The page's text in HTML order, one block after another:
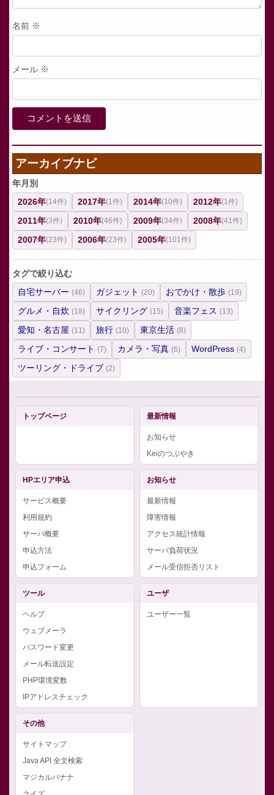
名前 ※
メール ※
アーカイブナビ
年月別
2026年(14件) 2017年(1件) 2014年(10件) 2012年(1件)
2011年(3件) 2010年(46件) 2009年(34件) 2008年(41件)
2007年(23件) 2006年(23件) 2005年(101件)
タグで絞り込む
自宅サーバー (46) ガジェット (20) おでかけ・散歩 (19)
グルメ・自炊 (18) サイクリング (15) 音楽フェス (13)
愛知・名古屋 (11) 旅行 (10) 東京生活 (8)
ライブ・コンサート (7) カメラ・写真 (6) WordPress (4)
ツーリング・ドライブ (2)
トップページ 最新情報
お知らせ
Keiのつぶやき
HPエリア申込
サービス概要
利用規約
サーバ概要
申込方法
申込フォーム
お知らせ
最新情報
障害情報
アクセス統計情報
サーバ負荷状況
メール受信拒否リスト
ツール
ヘルプ
ウェブメーラ
パスワード変更
メール転送設定
PHP環境変数
IPアドレスチェック
ユーザ
ユーザー一覧
その他
サイトマップ
Java API 全文検索
マジカルバナナ